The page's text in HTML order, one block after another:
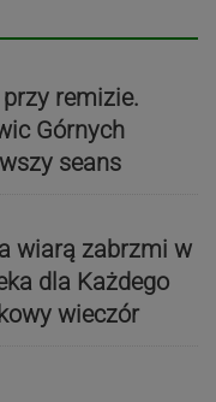
remizie.
Górnych
seans
wiarą zabrzmi w
dla Każdego
wieczór